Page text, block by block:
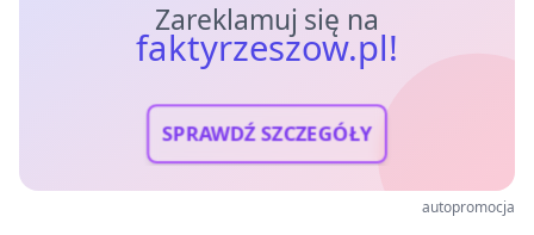
Zareklamuj się na
faktyrzeszow.pl!
SPRAWDŹ SZCZEGÓŁY
autopromocja